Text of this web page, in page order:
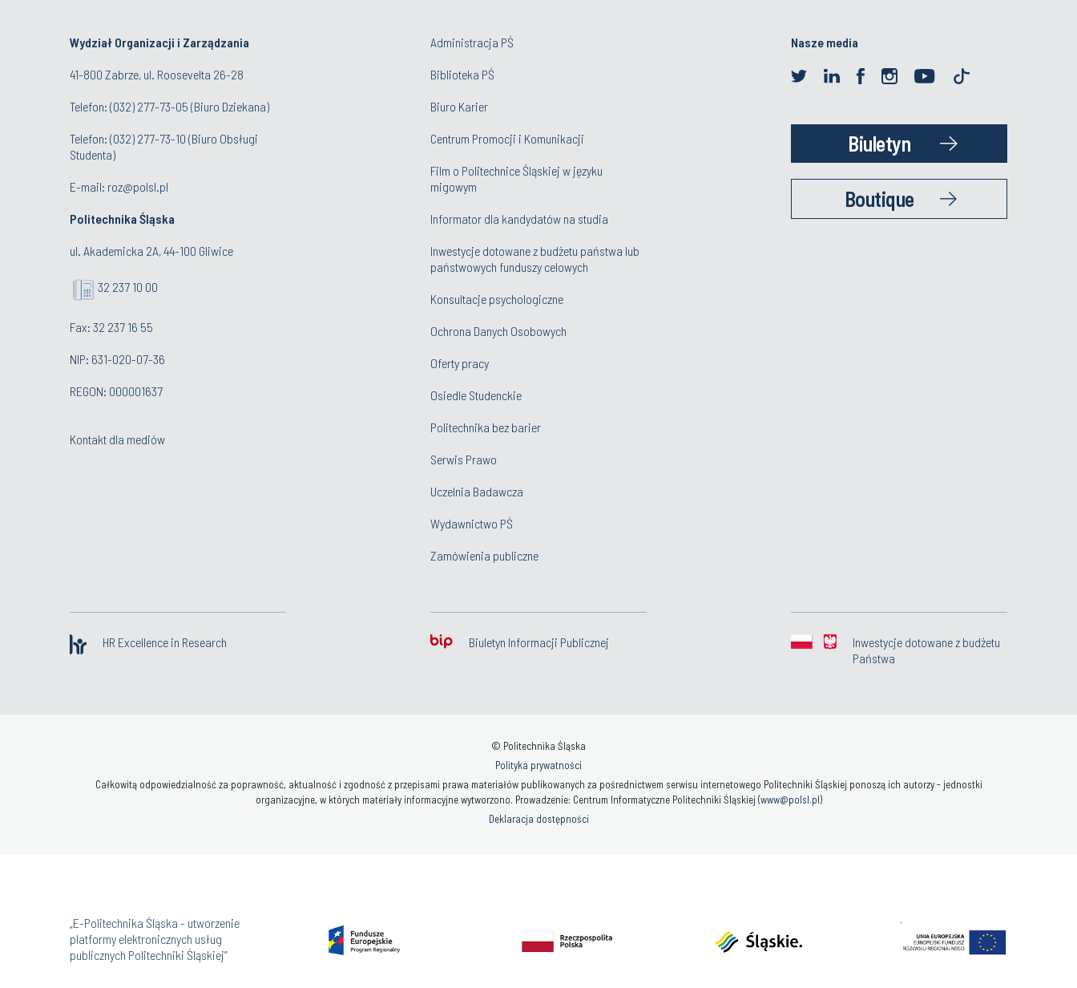
Wydział Organizacji i Zarządzania
41-800 Zabrze, ul. Roosevelta 26-28
Telefon: (032) 277-73-05 (Biuro Dziekana)
Telefon: (032) 277-73-10 (Biuro Obsługi
Studenta)
E-mail: roz@polsl.pl
Politechnika Śląska
ul. Akademicka 2A, 44-100 Gliwice
32 237 10 00
Fax: 32 237 16 55
NIP: 631-020-07-36
REGON: 000001637
Kontakt dla mediów
Administracja PŚ
Biblioteka PŚ
Biuro Karier
Centrum Promocji i Komunikacji
Film o Politechnice Śląskiej w języku
migowym
Informator dla kandydatów na studia
Inwestycje dotowane z budżetu państwa lub
państwowych funduszy celowych
Konsultacje psychologiczne
Ochrona Danych Osobowych
Oferty pracy
Osiedle Studenckie
Politechnika bez barier
Serwis Prawo
Uczelnia Badawcza
Wydawnictwo PŚ
Zamówienia publiczne
Nasze media
Biuletyn
Boutique
HR Excellence in Research Biuletyn Informacji Publicznej
Inwestycje dotowane z budżetu
Państwa
© Politechnika Śląska
Polityka prywatności
Całkowitą odpowiedzialność za poprawność, aktualność i zgodność z przepisami prawa materiałów publikowanych za pośrednictwem serwisu internetowego Politechniki Śląskiej ponoszą ich autorzy - jednostki
organizacyjne, w których materiały informacyjne wytworzono. Prowadzenie: Centrum Informatyczne Politechniki Śląskiej (www@polsl.pl)
Deklaracja dostępności
„E-Politechnika Śląska - utworzenie
platformy elektronicznych usług
publicznych Politechniki Śląskiej”